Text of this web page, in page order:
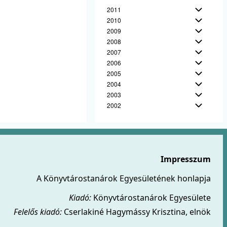
2011
2010
2009
2008
2007
2006
2005
2004
2003
2002
Impresszum
A Könyvtárostanárok Egyesületének honlapja
Kiadó: Könyvtárostanárok Egyesülete
Felelős kiadó: Cserlakiné Hagymássy Krisztina, elnök